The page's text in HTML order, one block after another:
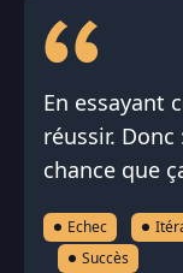
En essayant
réussir.
chance que
Echec
Succès